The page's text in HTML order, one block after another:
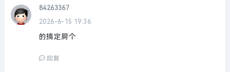
84263367
2026-6-15 19:36
的搞定屙个
回复